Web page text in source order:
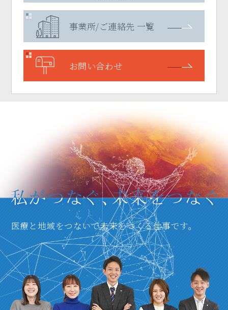
事業所/ご連絡先 一覧
お問い合わせ
医療と地域をつないで未来をつくる仕事です。